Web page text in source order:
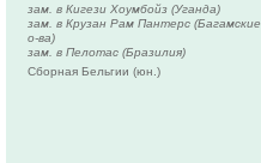
зам. в Кигези Хоумбойз (Уганда)
зам. в Крузан Рам Пантерс (Багамские
о-ва)
зам. в Пелотас (Бразилия)
Сборная Бельгии (юн.)